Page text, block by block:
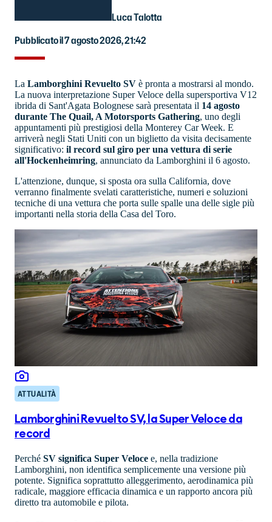
Luca Talotta
Pubblicato il 7 agosto 2026, 21:42
La Lamborghini Revuelto SV è pronta a mostrarsi al mondo.
La nuova interpretazione Super Veloce della supersportiva V12
ibrida di Sant'Agata Bolognese sarà presentata il 14 agosto
durante The Quail, A Motorsports Gathering, uno degli
appuntamenti più prestigiosi della Monterey Car Week. E
arriverà negli Stati Uniti con un biglietto da visita decisamente
significativo: il record sul giro per una vettura di serie
all'Hockenheimring, annunciato da Lamborghini il 6 agosto.
L'attenzione, dunque, si sposta ora sulla California, dove
verranno finalmente svelati caratteristiche, numeri e soluzioni
tecniche di una vettura che porta sulle spalle una delle sigle più
importanti nella storia della Casa del Toro.
ATTUALITÀ
Lamborghini Revuelto SV, la Super Veloce da
record
Perché SV significa Super Veloce e, nella tradizione
Lamborghini, non identifica semplicemente una versione più
potente. Significa soprattutto alleggerimento, aerodinamica più
radicale, maggiore efficacia dinamica e un rapporto ancora più
diretto tra automobile e pilota.